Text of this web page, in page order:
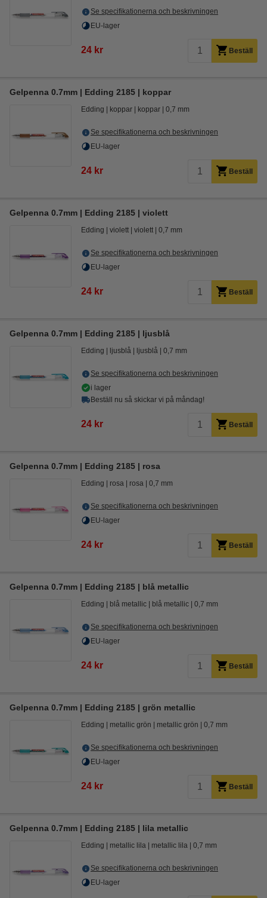
Se specifikationerna och beskrivningen
EU-lager
24 kr Beställ
Gelpenna 0.7mm | Edding 2185 | koppar
Edding koppar koppar 0,7 mm
Se specifikationerna och beskrivningen
EU-lager
24 kr Beställ
Gelpenna 0.7mm | Edding 2185 | violett
Edding violett violett 0,7 mm
Se specifikationerna och beskrivningen
EU-lager
24 kr Beställ
Gelpenna 0.7mm | Edding 2185 | ljusblå
Edding ljusblå ljusblå 0,7 mm
Se specifikationerna och beskrivningen
i lager
Beställ nu så skickar vi på måndag!
24 kr Beställ
Gelpenna 0.7mm | Edding 2185 | rosa
Edding rosa rosa 0,7 mm
Se specifikationerna och beskrivningen
EU-lager
24 kr Beställ
Gelpenna 0.7mm | Edding 2185 | blå metallic
Edding blå metallic blå metallic 0,7 mm
Se specifikationerna och beskrivningen
EU-lager
24 kr Beställ
Gelpenna 0.7mm | Edding 2185 | grön metallic
Edding metallic grön metallic grön 0,7 mm
Se specifikationerna och beskrivningen
EU-lager
24 kr Beställ
Gelpenna 0.7mm | Edding 2185 | lila metallic
Edding metallic lila metallic lila 0,7 mm
Se specifikationerna och beskrivningen
EU-lager